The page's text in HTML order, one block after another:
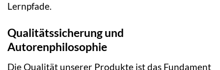
Lernpfade.
Qualitätssicherung und
Autorenphilosophie
Die Qualität unserer Produkte ist das Fundament